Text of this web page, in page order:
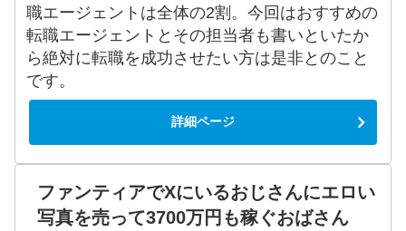
職エージェントは全体の2割。今回はおすすめの
転職エージェントとその担当者も書いといたか
ら絶対に転職を成功させたい方は是非とのこと
です。
詳細ページ
ファンティアでXにいるおじさんにエロい
写真を売って3700万円も稼ぐおばさん